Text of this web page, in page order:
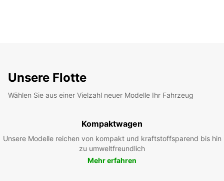
Unsere Flotte
Wählen Sie aus einer Vielzahl neuer Modelle Ihr Fahrzeug
Kompaktwagen
Unsere Modelle reichen von kompakt und kraftstoffsparend bis hin
zu umweltfreundlich
Mehr erfahren